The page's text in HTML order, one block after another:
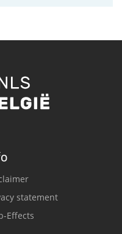
statement
Effects